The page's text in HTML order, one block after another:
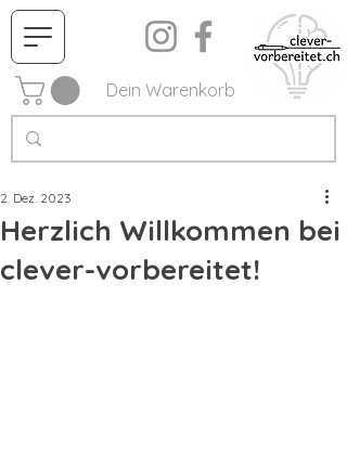
Dein Warenkorb
Herzlich Willkommen bei
clever-vorbereitet!
2. Dez. 2023